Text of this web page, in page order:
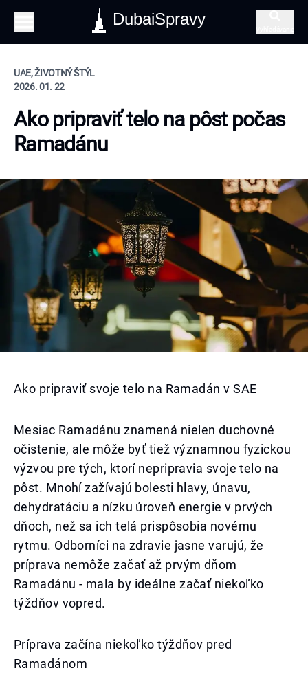
DubaiSpravy
UAE, ŽIVOTNÝ ŠTÝL
2026. 01. 22
Ako pripraviť telo na pôst počas
Ramadánu
Ako pripraviť svoje telo na Ramadán v SAE
Mesiac Ramadánu znamená nielen duchovné
očistenie, ale môže byť tiež významnou fyzickou
výzvou pre tých, ktorí nepripravia svoje telo na
pôst. Mnohí zažívajú bolesti hlavy, únavu,
dehydratáciu a nízku úroveň energie v prvých
dňoch, než sa ich telá prispôsobia novému
rytmu. Odborníci na zdravie jasne varujú, že
príprava nemôže začať až prvým dňom
Ramadánu - mala by ideálne začať niekoľko
týždňov vopred.
Príprava začína niekoľko týždňov pred
Ramadánom